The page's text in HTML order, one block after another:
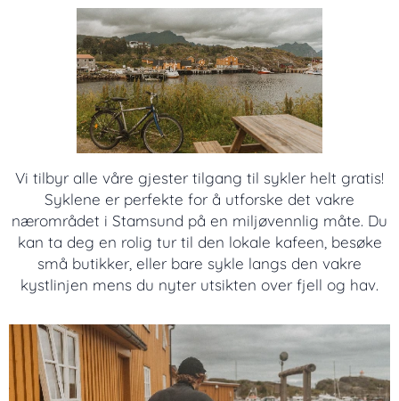
Vi tilbyr alle våre gjester tilgang til sykler helt gratis!
Syklene er perfekte for å utforske det vakre
nærområdet i Stamsund på en miljøvennlig måte. Du
kan ta deg en rolig tur til den lokale kafeen, besøke
små butikker, eller bare sykle langs den vakre
kystlinjen mens du nyter utsikten over fjell og hav.